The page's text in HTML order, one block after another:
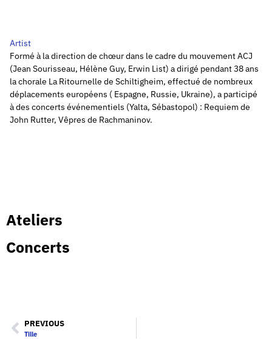
Artist
Formé à la direction de chœur dans le cadre du mouvement ACJ
(Jean Sourisseau, Hélène Guy, Erwin List) a dirigé pendant 38 ans
la chorale La Ritournelle de Schiltigheim, effectué de nombreux
déplacements européens ( Espagne, Russie, Ukraine), a participé
à des concerts événementiels (Yalta, Sébastopol) : Requiem de
John Rutter, Vêpres de Rachmaninov.
Ateliers
Concerts
PREVIOUS
Tille